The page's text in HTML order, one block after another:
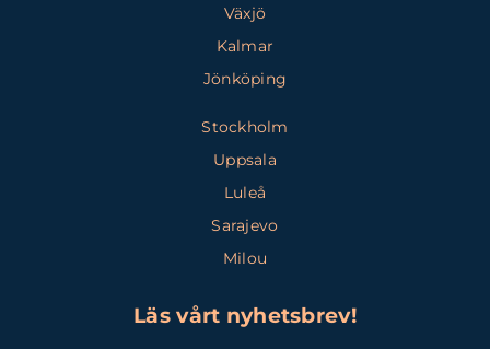
Växjö
Kalmar
Jönköping
Stockholm
Uppsala
Luleå
Sarajevo
Milou
Läs vårt nyhetsbrev!